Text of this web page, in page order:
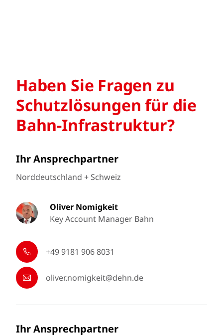
Haben Sie Fragen zu
Schutz­lösungen für die
Bahn-Infrastruktur?
Ihr Ansprechpartner
Norddeutschland + Schweiz
Oliver Nomigkeit
Key Account Manager Bahn
+49 9181 906 8031
oliver.nomigkeit@dehn.de
Ihr Ansprechpartner